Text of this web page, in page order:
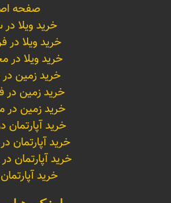
صفحه
خرید ویلا
خرید ویلا در
خرید ویلا در
خرید زمین
خرید زمین در
خرید زمین در
خرید
خرید آپارتمان
خرید آپارتمان
خرید